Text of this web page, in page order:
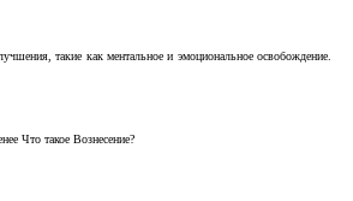
такие как ментальное и эмоциональное освобождение.
Что такое Вознесение?